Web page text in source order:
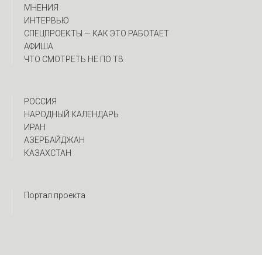
МНЕНИЯ
ИНТЕРВЬЮ
CПЕЦПРОЕКТЫ — КАК ЭТО РАБОТАЕТ
АФИША
ЧТО СМОТРЕТЬ НЕ ПО ТВ
РОССИЯ
НАРОДНЫЙ КАЛЕНДАРЬ
ИРАН
АЗЕРБАЙДЖАН
КАЗАХСТАН
Портал проекта